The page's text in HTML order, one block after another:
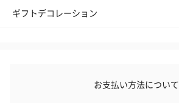
ギフトデコレーション
お支払い方法について